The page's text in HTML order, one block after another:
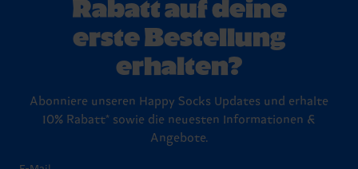
erste Bestellung
erhalten?
Abonniere unseren Happy Socks Updates und erhalte
10% Rabatt* sowie die neuesten Informationen &
Angebote.